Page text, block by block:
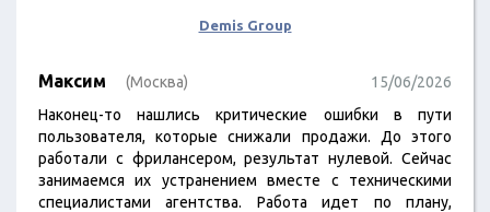
Demis Group
Максим (Москва)
15/06/2026
Наконец-то нашлись критические ошибки в пути
пользователя, которые снижали продажи. До этого
работали с фрилансером, результат нулевой. Сейчас
занимаемся их устранением вместе с техническими
специалистами агентства. Работа идет по плану,